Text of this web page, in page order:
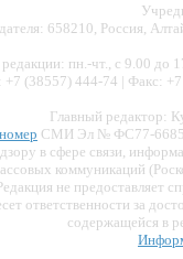
658210, Россия,
пн.-чт., с 9.00 до
+7 (38557) 444-74 | Факс:
Главный редактор:
СМИ Эл № ФС77-
в сфере связи,
коммуникаций
не предоставляет
ответственности за
содержащейся в